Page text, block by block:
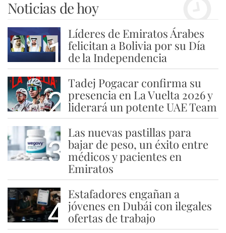
Noticias de hoy
1
Líderes de Emiratos Árabes
felicitan a Bolivia por su Día
de la Independencia
2
Tadej Pogacar confirma su
presencia en La Vuelta 2026 y
liderará un potente UAE Team
3
Las nuevas pastillas para
bajar de peso, un éxito entre
médicos y pacientes en
Emiratos
4
Estafadores engañan a
jóvenes en Dubái con ilegales
ofertas de trabajo